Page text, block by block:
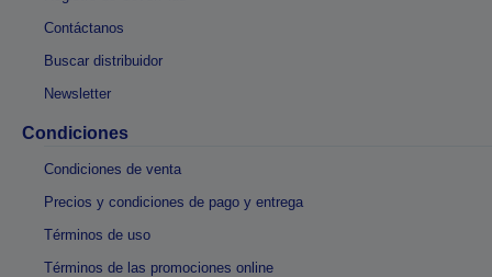
Contáctanos
Buscar distribuidor
Newsletter
Condiciones
Condiciones de venta
Precios y condiciones de pago y entrega
Términos de uso
Términos de las promociones online